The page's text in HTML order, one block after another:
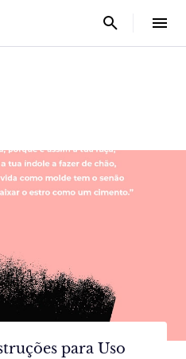
para Uso